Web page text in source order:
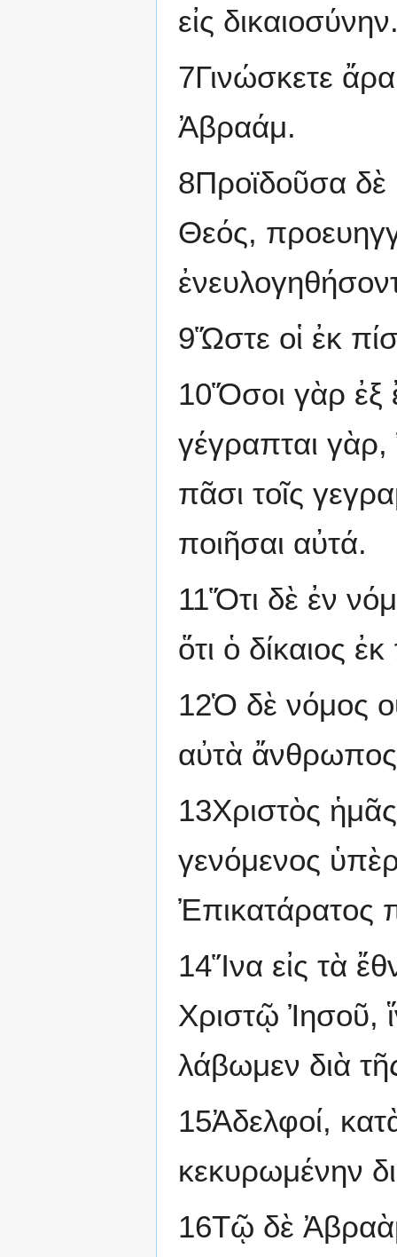
εἰς
7Γινώσκετε ἄρα
Ἀβραάμ.
8Προϊδοῦσα δὲ
Θεός,
9Ὥστε οἱ ἐκ
10Ὅσοι γὰρ ἐξ
γέγραπται
πᾶσι τοῖς
ποιῆσαι αὐτά.
11Ὅτι δὲ ἐν
ὅτι ὁ δίκαιος
12Ὁ δὲ νόμος
αὐτὰ
13Χριστὸς
γενόμενος
Ἐπικατάρατος
14Ἵνα εἰς τὰ
Χριστῷ Ἰησοῦ,
λάβωμεν διὰ
15Ἀδελφοί,
κεκυρωμένην
16Τῷ δὲ